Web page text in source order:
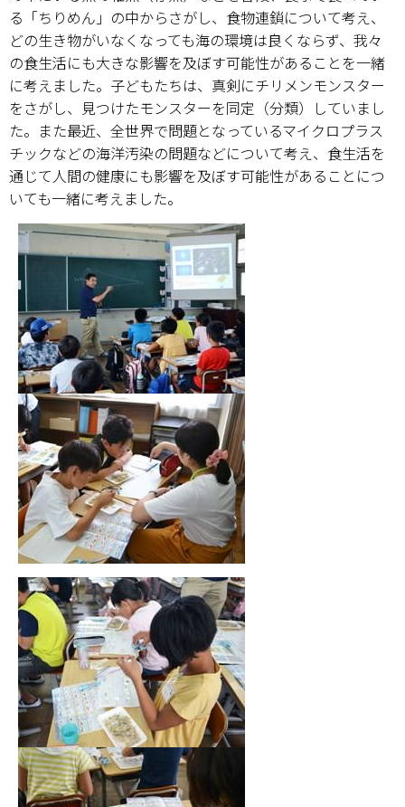
る「ちりめん」の中からさがし、食物連鎖について考え、
どの生き物がいなくなっても海の環境は良くならず、我々
の食生活にも大きな影響を及ぼす可能性があることを一緒
に考えました。子どもたちは、真剣にチリメンモンスター
をさがし、見つけたモンスターを同定（分類）していまし
た。また最近、全世界で問題となっているマイクロプラス
チックなどの海洋汚染の問題などについて考え、食生活を
通じて人間の健康にも影響を及ぼす可能性があることにつ
いても一緒に考えました。